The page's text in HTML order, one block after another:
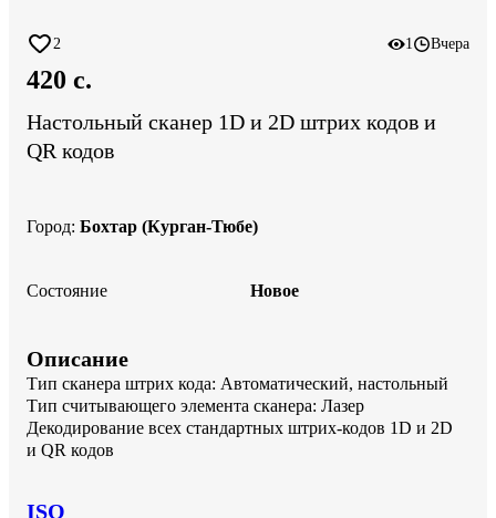
2 1 Вчера
420 c.
Настольный сканер 1D и 2D штрих кодов и
QR кодов
Город: Бохтар (Курган-Тюбе)
Состояние Новое
Описание
Тип сканера штрих кода: Автоматический, настольный
Тип считывающего элемента сканера: Лазер
Декодирование всех стандартных штрих-кодов 1D и 2D
и QR кодов
ISQ